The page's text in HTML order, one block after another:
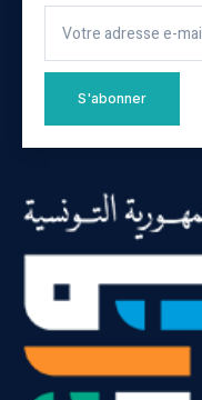
S'abonner